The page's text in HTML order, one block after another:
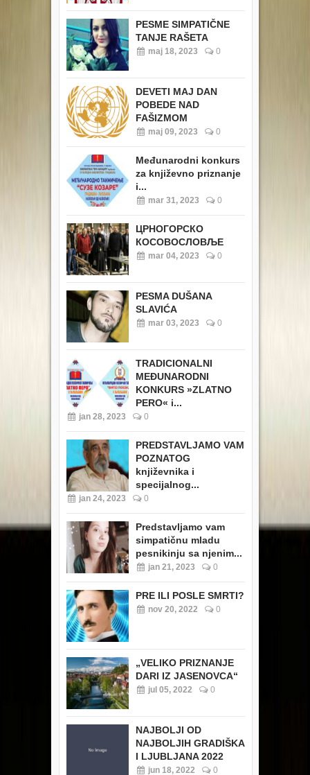
PESME SIMPATIČNE
TANJE RAŠETA
maj 18, 2023 0
DEVETI MAJ DAN
POBEDE NAD
FAŠIZMOM
maj 09, 2023 0
Međunarodni konkurs
za književno priznanje
i...
mar 31, 2023 0
ЦРНОГОРСКО
КОСОВОСЛОВЉЕ
mar 04, 2023 0
PESMA DUŠANA
SLAVIĆA
mar 03, 2023 0
TRADICIONALNI
MEĐUNARODNI
KONKURS »ZLATNO
PERO« i...
jan 28, 2023 0
PREDSTAVLJAMO VAM
POZNATOG
književnika i
specijalnog...
jan 24, 2023 0
Predstavljamo vam
simpatičnu mladu
pesnikinju sa njenim...
jan 21, 2023 0
PRE ILI POSLE SMRTI?
nov 20, 2022 0
„VELIKO PRIZNANJE
DARI IZ JASENOVCA“
jul 05, 2022 0
NAJBOLJI OD
NAJBOLJIH GRADIŠKA
I LJUBLJANA 2022
jun 18, 2022 0